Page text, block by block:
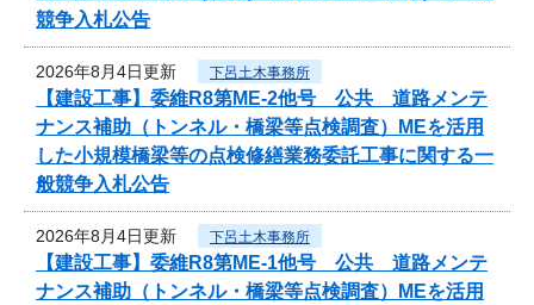
競争入札公告
2026年8月4日更新 下呂土木事務所
【建設工事】委維R8第ME-2他号 公共 道路メンテ
ナンス補助（トンネル・橋梁等点検調査）MEを活用
した小規模橋梁等の点検修繕業務委託工事に関する一
般競争入札公告
2026年8月4日更新 下呂土木事務所
【建設工事】委維R8第ME-1他号 公共 道路メンテ
ナンス補助（トンネル・橋梁等点検調査）MEを活用